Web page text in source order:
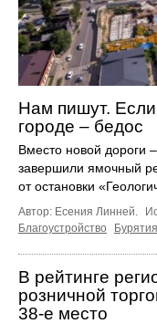
Нам пишут.
городе – бедос
Вместо новой дороги
завершили ямочный
от остановки
Автор: Есения Линней.
Благоустройство
Бурятия
В рейтинге
розничной
38‑е место